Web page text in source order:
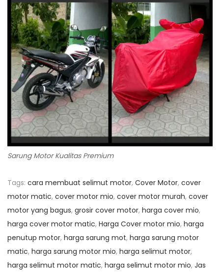
Sarung Motor Kualitas Premium
Tags: cara membuat selimut motor, Cover Motor, cover
motor matic, cover motor mio, cover motor murah, cover
motor yang bagus, grosir cover motor, harga cover mio,
harga cover motor matic, Harga Cover motor mio, harga
penutup motor, harga sarung mot, harga sarung motor
matic, harga sarung motor mio, harga selimut motor,
harga selimut motor matic, harga selimut motor mio, Jas